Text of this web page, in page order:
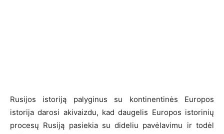
Rusijos istoriją palyginus su kontinentinės Europos
istorija darosi akivaizdu, kad daugelis Europos istorinių
procesų Rusiją pasiekia su dideliu pavėlavimu ir todėl